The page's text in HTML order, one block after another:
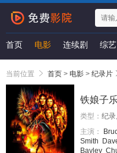
首页 电影 连续剧 综艺
当前位置 首页 > 电影 > 纪录片
铁娘子
类型： 纪
主演：
Smith
Bayley